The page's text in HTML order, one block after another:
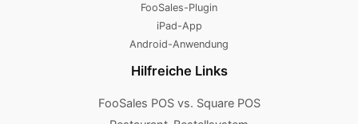
FooSales-Plugin
iPad-App
Android-Anwendung
Hilfreiche Links
FooSales POS vs. Square POS